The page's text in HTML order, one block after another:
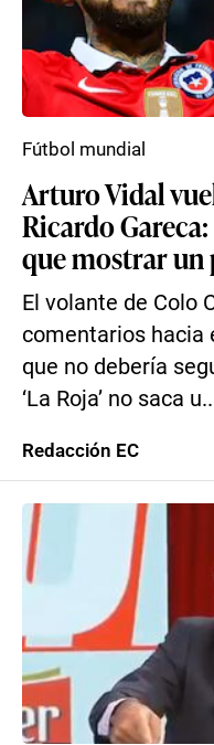
Arturo Vidal
Ricardo
que mostrar un
El volante de Colo
comentarios hacia
que no debería
‘La Roja’ no saca
Fútbol mundial
Redacción EC